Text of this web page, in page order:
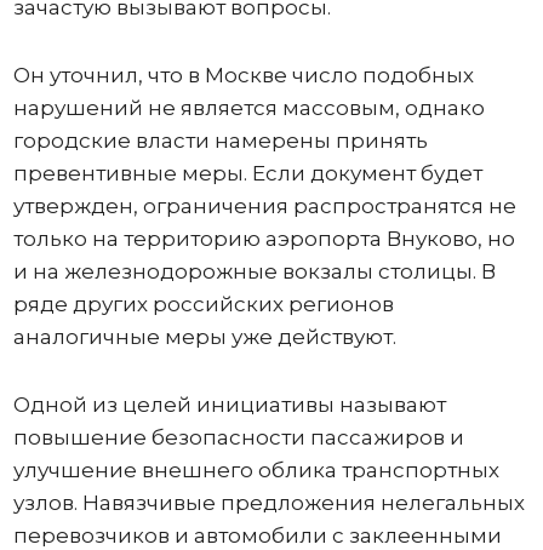
зачастую вызывают вопросы.
Он уточнил, что в Москве число подобных
нарушений не является массовым, однако
городские власти намерены принять
превентивные меры. Если документ будет
утвержден, ограничения распространятся не
только на территорию аэропорта Внуково, но
и на железнодорожные вокзалы столицы. В
ряде других российских регионов
аналогичные меры уже действуют.
Одной из целей инициативы называют
повышение безопасности пассажиров и
улучшение внешнего облика транспортных
узлов. Навязчивые предложения нелегальных
перевозчиков и автомобили с заклеенными